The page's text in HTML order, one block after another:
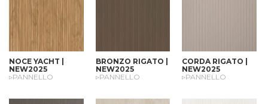
NOCE YACHT |
NEW2025
▹PANNELLO
BRONZO RIGATO |
NEW2025
▹PANNELLO
CORDA RIGATO |
NEW2025
▹PANNELLO